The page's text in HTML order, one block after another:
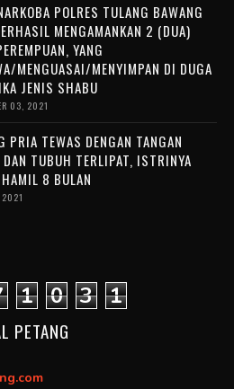
POLRES TULANG BAWANG
MENGAMANKAN 2 (DUA)
YANG
MENGUASAI/MENYIMPAN DI DUGA
JENIS SHABU
03, 2021
PRIA TEWAS DENGAN TANGAN
DAN TUBUH TERLIPAT, ISTRINYA
8 BULAN
2021
1 0 3 1
PETANG